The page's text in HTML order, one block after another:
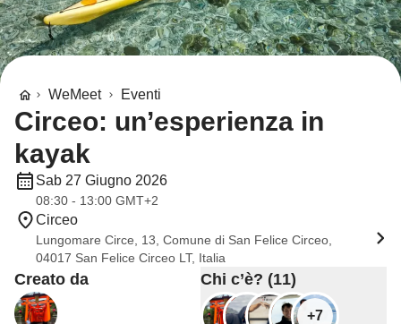
WeMeet Eventi
Circeo: un’esperienza in
kayak
Sab 27 Giugno 2026
08:30 - 13:00 GMT+2
Circeo
Lungomare Circe, 13, Comune di San Felice Circeo,
04017 San Felice Circeo LT, Italia
Creato da Chi c’è? (11)
+7